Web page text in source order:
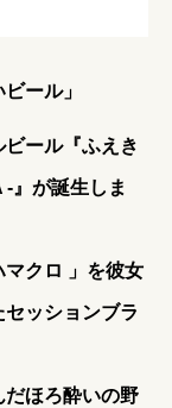
ール」
ール『ふえき
』が誕生しま
クロ 」を彼女
ッションブラ
だほろ酔いの野